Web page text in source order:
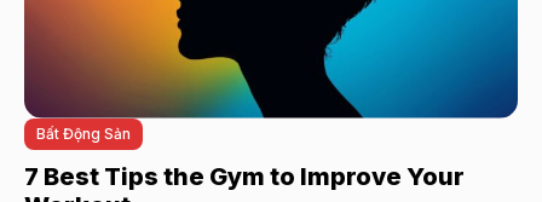
Bất Động Sản
7 Best Tips the Gym to Improve Your